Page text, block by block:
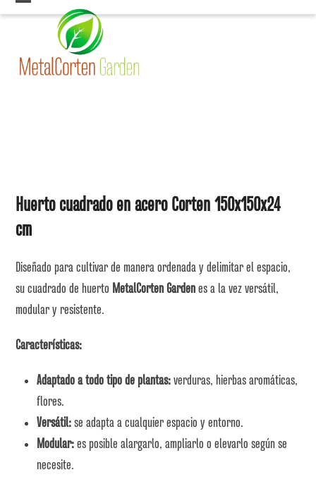
Open
menu
Close
menu
Huerto cuadrado en acero Corten 150x150x24
cm
Diseñado para cultivar de manera ordenada y delimitar el espacio,
su cuadrado de huerto MetalCorten Garden es a la vez versátil,
modular y resistente.
Características:
Adaptado a todo tipo de plantas: verduras, hierbas aromáticas,
flores.
Versátil: se adapta a cualquier espacio y entorno.
Modular: es posible alargarlo, ampliarlo o elevarlo según se
necesite.